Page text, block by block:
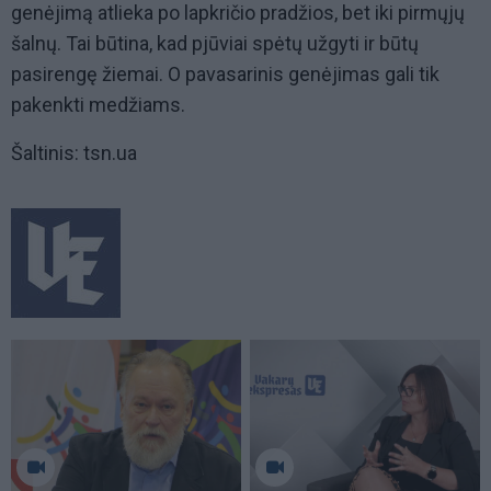
genėjimą atlieka po lapkričio pradžios, bet iki pirmųjų
šalnų. Tai būtina, kad pjūviai spėtų užgyti ir būtų
pasirengę žiemai. O pavasarinis genėjimas gali tik
pakenkti medžiams.
Šaltinis: tsn.ua